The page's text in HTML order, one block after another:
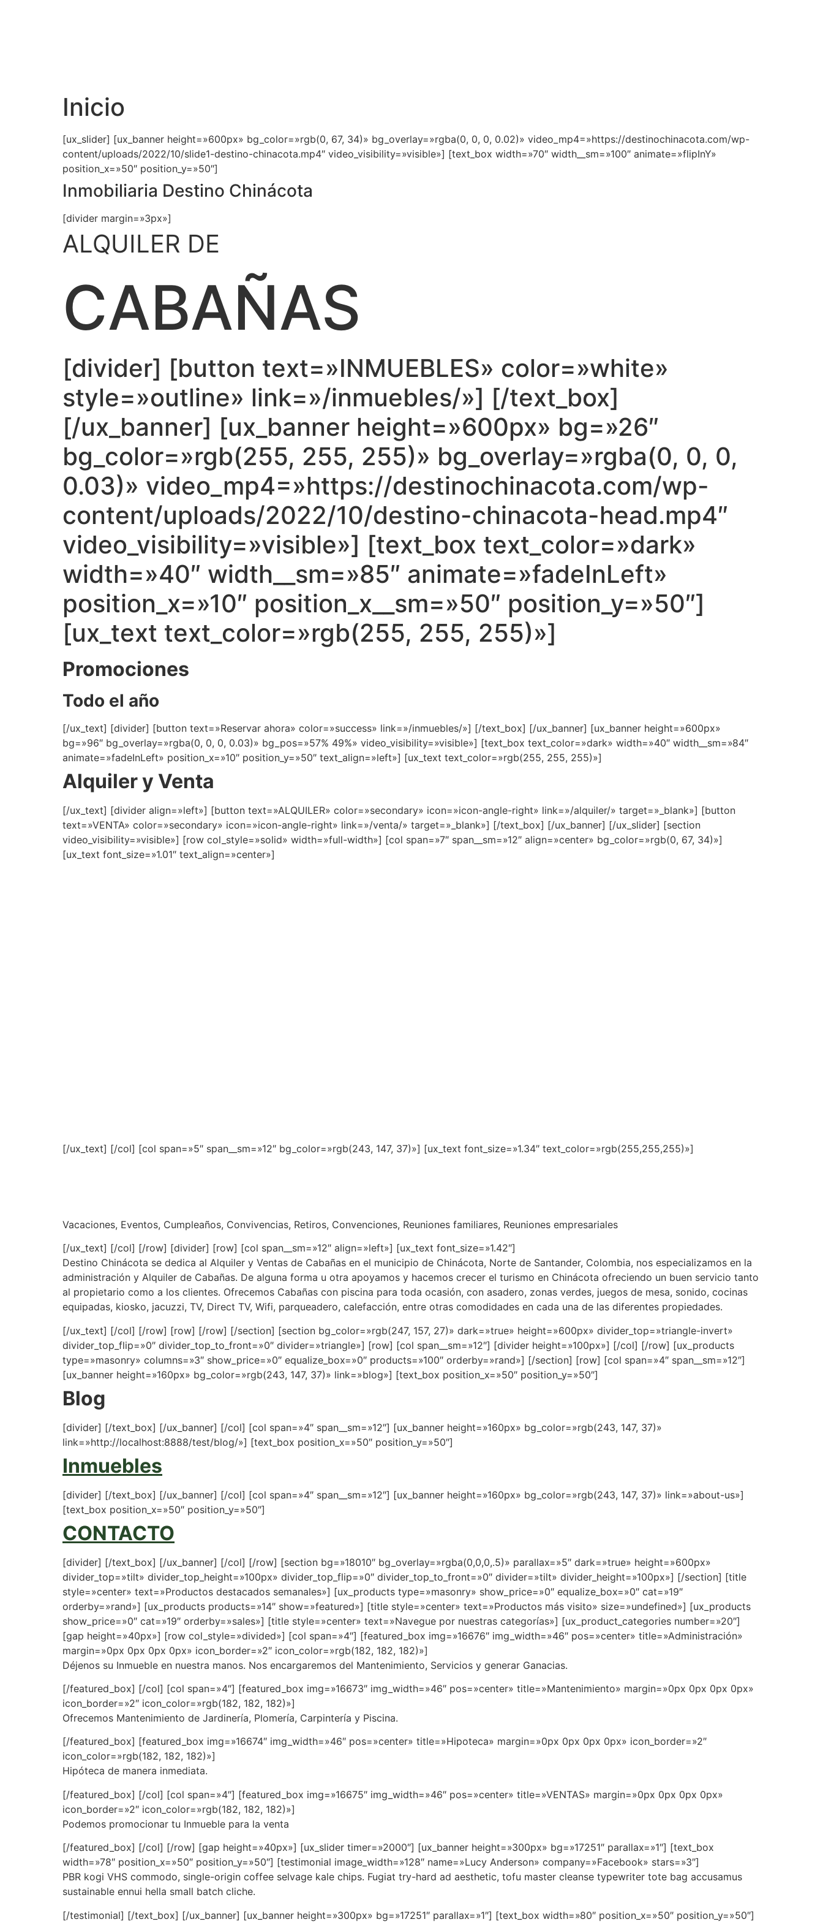
Inicio
[ux_slider] [ux_banner height=»600px» bg_color=»rgb(0, 67, 34)» bg_overlay=»rgba(0, 0, 0, 0.02)» video_mp4=»https://destinochinacota.com/wp-
content/uploads/2022/10/slide1-destino-chinacota.mp4″ video_visibility=»visible»] [text_box width=»70″ width__sm=»100″ animate=»flipInY»
position_x=»50″ position_y=»50″]
Inmobiliaria Destino Chinácota
[divider margin=»3px»]
ALQUILER DE
CABAÑAS
[divider] [button text=»INMUEBLES» color=»white»
style=»outline» link=»/inmuebles/»] [/text_box]
[/ux_banner] [ux_banner height=»600px» bg=»26″
bg_color=»rgb(255, 255, 255)» bg_overlay=»rgba(0, 0, 0,
0.03)» video_mp4=»https://destinochinacota.com/wp-
content/uploads/2022/10/destino-chinacota-head.mp4″
video_visibility=»visible»] [text_box text_color=»dark»
width=»40″ width__sm=»85″ animate=»fadeInLeft»
position_x=»10″ position_x__sm=»50″ position_y=»50″]
[ux_text text_color=»rgb(255, 255, 255)»]
Promociones
Todo el año
[/ux_text] [divider] [button text=»Reservar ahora» color=»success» link=»/inmuebles/»] [/text_box] [/ux_banner] [ux_banner height=»600px»
bg=»96″ bg_overlay=»rgba(0, 0, 0, 0.03)» bg_pos=»57% 49%» video_visibility=»visible»] [text_box text_color=»dark» width=»40″ width__sm=»84″
animate=»fadeInLeft» position_x=»10″ position_y=»50″ text_align=»left»] [ux_text text_color=»rgb(255, 255, 255)»]
Alquiler y Venta
[/ux_text] [divider align=»left»] [button text=»ALQUILER» color=»secondary» icon=»icon-angle-right» link=»/alquiler/» target=»_blank»] [button
text=»VENTA» color=»secondary» icon=»icon-angle-right» link=»/venta/» target=»_blank»] [/text_box] [/ux_banner] [/ux_slider] [section
video_visibility=»visible»] [row col_style=»solid» width=»full-width»] [col span=»7″ span__sm=»12″ align=»center» bg_color=»rgb(0, 67, 34)»]
[ux_text font_size=»1.01″ text_align=»center»]
[/ux_text] [/col] [col span=»5″ span__sm=»12″ bg_color=»rgb(243, 147, 37)»] [ux_text font_size=»1.34″ text_color=»rgb(255,255,255)»]
Vacaciones, Eventos, Cumpleaños, Convivencias, Retiros, Convenciones, Reuniones familiares, Reuniones empresariales
[/ux_text] [/col] [/row] [divider] [row] [col span__sm=»12″ align=»left»] [ux_text font_size=»1.42″]
Destino Chinácota se dedica al Alquiler y Ventas de Cabañas en el municipio de Chinácota, Norte de Santander, Colombia, nos especializamos en la
administración y Alquiler de Cabañas. De alguna forma u otra apoyamos y hacemos crecer el turismo en Chinácota ofreciendo un buen servicio tanto
al propietario como a los clientes. Ofrecemos Cabañas con piscina para toda ocasión, con asadero, zonas verdes, juegos de mesa, sonido, cocinas
equipadas, kiosko, jacuzzi, TV, Direct TV, Wifi, parqueadero, calefacción, entre otras comodidades en cada una de las diferentes propiedades.
[/ux_text] [/col] [/row] [row] [/row] [/section] [section bg_color=»rgb(247, 157, 27)» dark=»true» height=»600px» divider_top=»triangle-invert»
divider_top_flip=»0″ divider_top_to_front=»0″ divider=»triangle»] [row] [col span__sm=»12″] [divider height=»100px»] [/col] [/row] [ux_products
type=»masonry» columns=»3″ show_price=»0″ equalize_box=»0″ products=»100″ orderby=»rand»] [/section] [row] [col span=»4″ span__sm=»12″]
[ux_banner height=»160px» bg_color=»rgb(243, 147, 37)» link=»blog»] [text_box position_x=»50″ position_y=»50″]
Blog
[divider] [/text_box] [/ux_banner] [/col] [col span=»4″ span__sm=»12″] [ux_banner height=»160px» bg_color=»rgb(243, 147, 37)»
link=»http://localhost:8888/test/blog/»] [text_box position_x=»50″ position_y=»50″]
Inmuebles
[divider] [/text_box] [/ux_banner] [/col] [col span=»4″ span__sm=»12″] [ux_banner height=»160px» bg_color=»rgb(243, 147, 37)» link=»about-us»]
[text_box position_x=»50″ position_y=»50″]
CONTACTO
[divider] [/text_box] [/ux_banner] [/col] [/row] [section bg=»18010″ bg_overlay=»rgba(0,0,0,.5)» parallax=»5″ dark=»true» height=»600px»
divider_top=»tilt» divider_top_height=»100px» divider_top_flip=»0″ divider_top_to_front=»0″ divider=»tilt» divider_height=»100px»] [/section] [title
style=»center» text=»Productos destacados semanales»] [ux_products type=»masonry» show_price=»0″ equalize_box=»0″ cat=»19″
orderby=»rand»] [ux_products products=»14″ show=»featured»] [title style=»center» text=»Productos más visito» size=»undefined»] [ux_products
show_price=»0″ cat=»19″ orderby=»sales»] [title style=»center» text=»Navegue por nuestras categorías»] [ux_product_categories number=»20″]
[gap height=»40px»] [row col_style=»divided»] [col span=»4″] [featured_box img=»16676″ img_width=»46″ pos=»center» title=»Administración»
margin=»0px 0px 0px 0px» icon_border=»2″ icon_color=»rgb(182, 182, 182)»]
Déjenos su Inmueble en nuestra manos. Nos encargaremos del Mantenimiento, Servicios y generar Ganacias.
[/featured_box] [/col] [col span=»4″] [featured_box img=»16673″ img_width=»46″ pos=»center» title=»Mantenimiento» margin=»0px 0px 0px 0px»
icon_border=»2″ icon_color=»rgb(182, 182, 182)»]
Ofrecemos Mantenimiento de Jardinería, Plomería, Carpintería y Piscina.
[/featured_box] [featured_box img=»16674″ img_width=»46″ pos=»center» title=»Hipoteca» margin=»0px 0px 0px 0px» icon_border=»2″
icon_color=»rgb(182, 182, 182)»]
Hipóteca de manera inmediata.
[/featured_box] [/col] [col span=»4″] [featured_box img=»16675″ img_width=»46″ pos=»center» title=»VENTAS» margin=»0px 0px 0px 0px»
icon_border=»2″ icon_color=»rgb(182, 182, 182)»]
Podemos promocionar tu Inmueble para la venta
[/featured_box] [/col] [/row] [gap height=»40px»] [ux_slider timer=»2000″] [ux_banner height=»300px» bg=»17251″ parallax=»1″] [text_box
width=»78″ position_x=»50″ position_y=»50″] [testimonial image_width=»128″ name=»Lucy Anderson» company=»Facebook» stars=»3″]
PBR kogi VHS commodo, single-origin coffee selvage kale chips. Fugiat try-hard ad aesthetic, tofu master cleanse typewriter tote bag accusamus
sustainable ennui hella small batch cliche.
[/testimonial] [/text_box] [/ux_banner] [ux_banner height=»300px» bg=»17251″ parallax=»1″] [text_box width=»80″ position_x=»50″ position_y=»50″]